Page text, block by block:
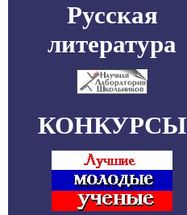
Русская
литература
КОНКУРСЫ